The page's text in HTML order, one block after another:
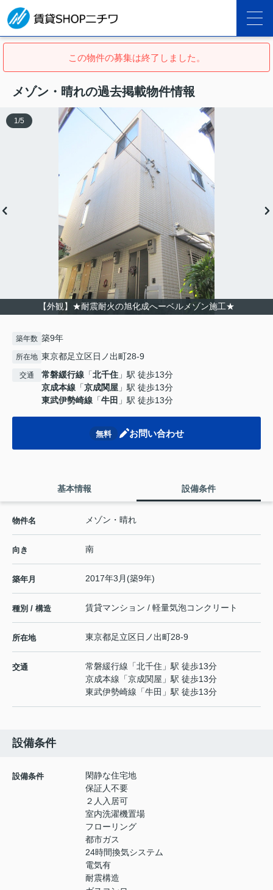
この物件の募集は終了しました。
メゾン・晴れの過去掲載物件情報
【外観】★耐震耐火の旭化成へーベルメゾン施工★
1 /5
築年数 築9年
所在地 東京都足立区日ノ出町28-9
交通 常磐緩行線 「北千住 」駅 徒歩13分
京成本線 「京成関屋 」駅 徒歩13分
東武伊勢崎線 「牛田 」駅 徒歩13分
無料 お問い合わせ
基本情報 設備条件
物件名 メゾン・晴れ
向き 南
築年月 2017年3月(築9年)
種別 / 構造 賃貸マンション / 軽量気泡コンクリート
所在地 東京都足立区日ノ出町28-9
交通 常磐緩行線 「北千住 」駅 徒歩13分
京成本線 「京成関屋 」駅 徒歩13分
東武伊勢崎線 「牛田 」駅 徒歩13分
設備条件
設備条件
閑静な住宅地
保証人不要
２人入居可
室内洗濯機置場
フローリング
都市ガス
24時間換気システム
電気有
耐震構造